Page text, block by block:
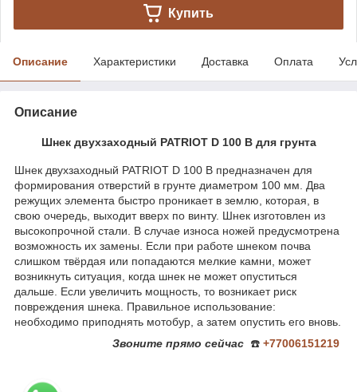
Купить
Описание Характеристики Доставка Оплата
Описание
Шнек двухзаходный PATRIOT D 100 B для грунта
Шнек двухзаходный PATRIOT D 100 B предназначен для
формирования отверстий в грунте диаметром 100 мм. Два
режущих элемента быстро проникает в землю, которая, в
свою очередь, выходит вверх по винту. Шнек изготовлен из
высокопрочной стали. В случае износа ножей предусмотрена
возможность их замены. Если при работе шнеком почва
слишком твёрдая или попадаются мелкие камни, может
возникнуть ситуация, когда шнек не может опуститься
дальше. Если увеличить мощность, то возникает риск
повреждения шнека. Правильное использование:
необходимо приподнять мотобур, а затем опустить его вновь.
Звоните прямо сейчас ☎️ +77006151219